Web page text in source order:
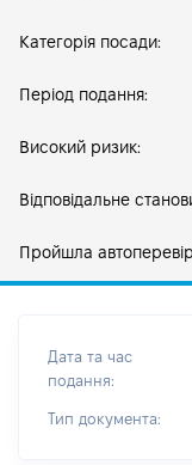
Категорія посади:
Період подання:
Високий ризик:
Відповідальне
Пройшла
Дата та час
подання:
Тип документа: